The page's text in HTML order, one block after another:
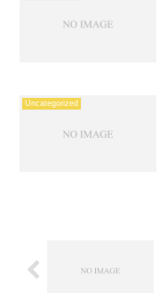
Uncategorized